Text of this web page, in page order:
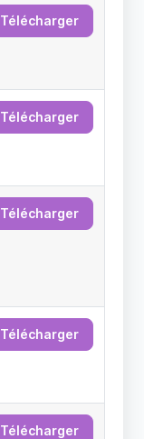
Télécharger
Télécharger
Télécharger
Télécharger
Télécharger